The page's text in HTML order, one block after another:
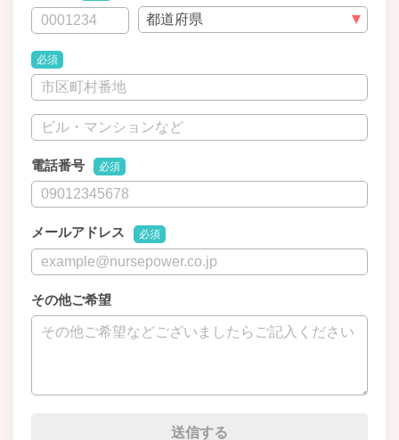
必須
電話番号 必須
メールアドレス 必須
その他ご希望